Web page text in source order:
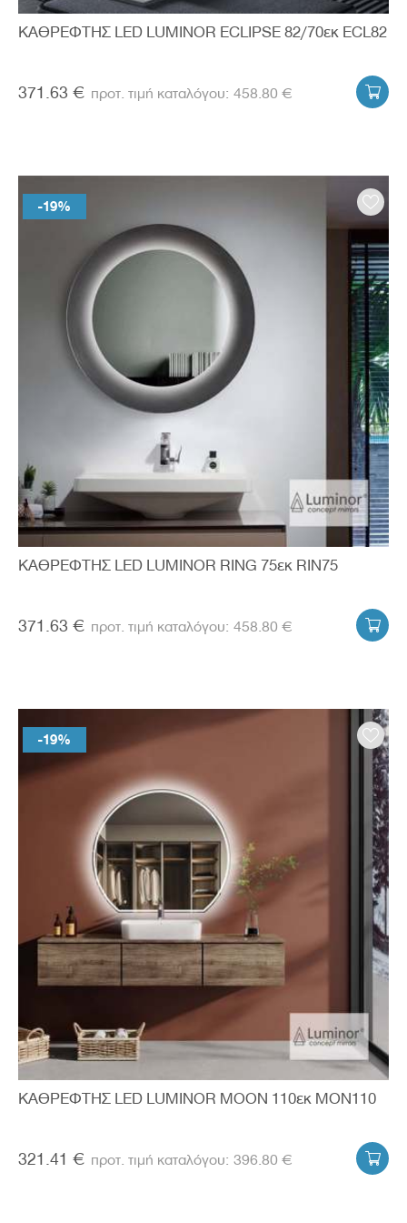
ΚΑΘΡΕΦΤΗΣ LED LUMINOR ECLIPSE 82/70εκ ECL82
371.63 € 458.80 € 
-19%
ΚΑΘΡΕΦΤΗΣ LED LUMINOR RING 75εκ RIN75
371.63 € 458.80 € 
-19%
ΚΑΘΡΕΦΤΗΣ LED LUMINOR MOON 110εκ MON110
321.41 € 396.80 € 